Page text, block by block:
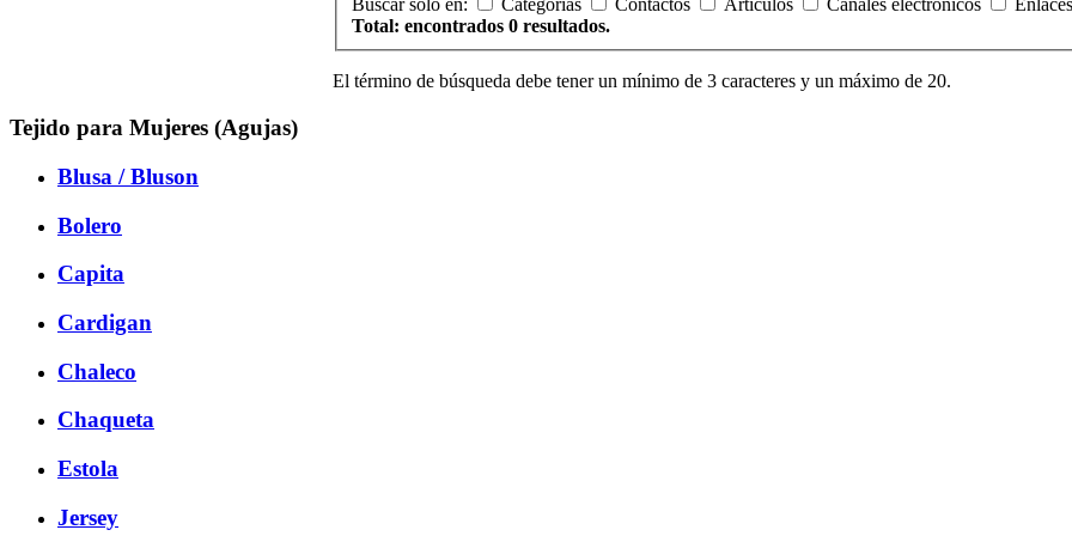
Buscar solo en:
Categorías Contactos Artículos Canales electrónicos
Total: encontrados 0 resultados.
El término de búsqueda debe tener un mínimo de 3 caracteres y un máximo de 20.
Tejido para Mujeres (Agujas)
Blusa / Bluson
Bolero
Capita
Cardigan
Chaleco
Chaqueta
Estola
Jersey